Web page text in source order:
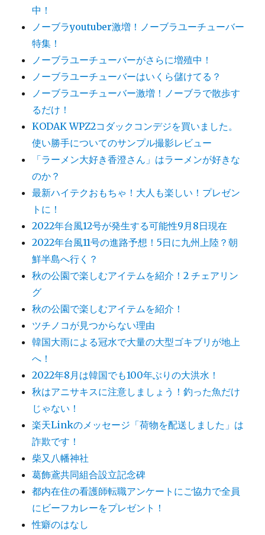
中！
ノーブラyoutuber激増！ノーブラユーチューバー
特集！
ノーブラユーチューバーがさらに増殖中！
ノーブラユーチューバーはいくら儲けてる？
ノーブラユーチューバー激増！ノーブラで散歩す
るだけ！
KODAK WPZ2コダックコンデジを買いました。
使い勝手についてのサンプル撮影レビュー
「ラーメン大好き香澄さん」はラーメンが好きな
のか？
最新ハイテクおもちゃ！大人も楽しい！プレゼン
トに！
2022年台風12号が発生する可能性9月8日現在
2022年台風11号の進路予想！5日に九州上陸？朝
鮮半島へ行く？
秋の公園で楽しむアイテムを紹介！2 チェアリン
グ
秋の公園で楽しむアイテムを紹介！
ツチノコが見つからない理由
韓国大雨による冠水で大量の大型ゴキブリが地上
へ！
2022年8月は韓国でも100年ぶりの大洪水！
秋はアニサキスに注意しましょう！釣った魚だけ
じゃない！
楽天Linkのメッセージ「荷物を配送しました」は
詐欺です！
柴又八幡神社
葛飾鳶共同組合設立記念碑
都内在住の看護師転職アンケートにご協力で全員
にビーフカレーをプレゼント！
性癖のはなし